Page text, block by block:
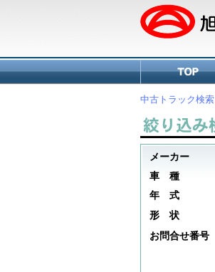
中古トラック検索
メーカー
車 種
年 式
形 状
お問合せ番号